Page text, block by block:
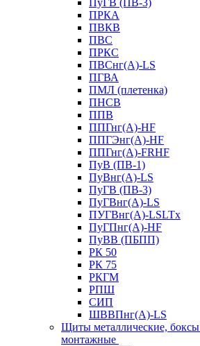
ПуГВ (ПВ-3)
ПРКА
ПВКВ
ПВС
ПРКС
ПВСнг(А)-LS
ПГВА
ПМЛ (плетенка)
ПНСВ
ППВ
ППГнг(А)-HF
ППГЭнг(А)-HF
ППГнг(А)-FRHF
ПуВ (ПВ-1)
ПуВнг(А)-LS
ПуГВ (ПВ-3)
ПуГВнг(А)-LS
ПУГВнг(А)-LSLTx
ПуГПнг(А)-HF
ПуВВ (ПБПП)
РК 50
РК 75
РКГМ
РПШ
СИП
ШВВПнг(А)-LS
Щиты металлические,
монтажные